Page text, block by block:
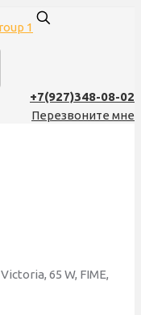
+7(927)348-08-02
Перезвоните мне
65 W, FIME,